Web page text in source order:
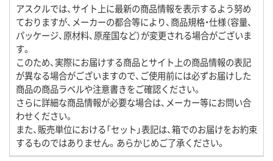
アスクルでは、サイト上に最新の商品情報を表示するよう努め
ておりますが、メーカーの都合等により、商品規格・仕様（容量、
パッケージ、原材料、原産国など）が変更される場合がございま
す。
このため、実際にお届けする商品とサイト上の商品情報の表記
が異なる場合がございますので、ご使用前には必ずお届けした
商品の商品ラベルや注意書きをご確認ください。
さらに詳細な商品情報が必要な場合は、メーカー等にお問い合
わせください。
また、販売単位における「セット」表記は、箱でのお届けをお約束
するものではありません。あらかじめご了承ください。